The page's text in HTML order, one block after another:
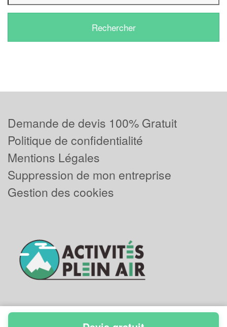
Demande de devis 100% Gratuit
Politique de confidentialité
Mentions Légales
Suppression de mon entreprise
Gestion des cookies